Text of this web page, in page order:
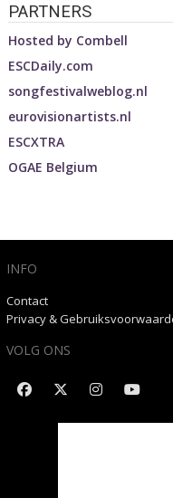
PARTNERS
Hosted by Combell
ESCDaily.com
songfestivalweblog.nl
eurovisionartists.nl
ESCXTRA
OGAE Belgium
INFO
Contact
Privacy &
VOLG ONS